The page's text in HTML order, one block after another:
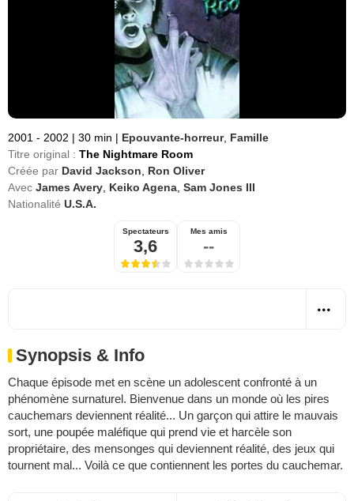
2001 - 2002 | 30 min | Epouvante-horreur, Famille
Titre original : The Nightmare Room
Créée par David Jackson
Ron Oliver
Avec James Avery Keiko Agena Sam Jones III
Nationalité U.S.A.
Spectateurs
3,6
Mes amis
--
Synopsis & Info
Chaque épisode met en scène un adolescent confronté à un
phénomène surnaturel. Bienvenue dans un monde où les pires
cauchemars deviennent réalité... Un garçon qui attire le mauvais
sort, une poupée maléfique qui prend vie et harcèle son
propriétaire, des mensonges qui deviennent réalité, des jeux qui
tournent mal... Voilà ce que contiennent les portes du cauchemar.